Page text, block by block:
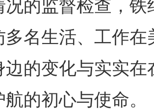
况的监督检查，
多名生活、工作
边的变化与实实
的初心与使命。